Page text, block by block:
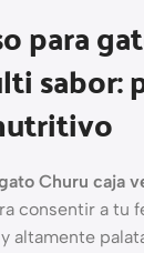
para
sabor:
Churu caja
consentir a tu
altamente